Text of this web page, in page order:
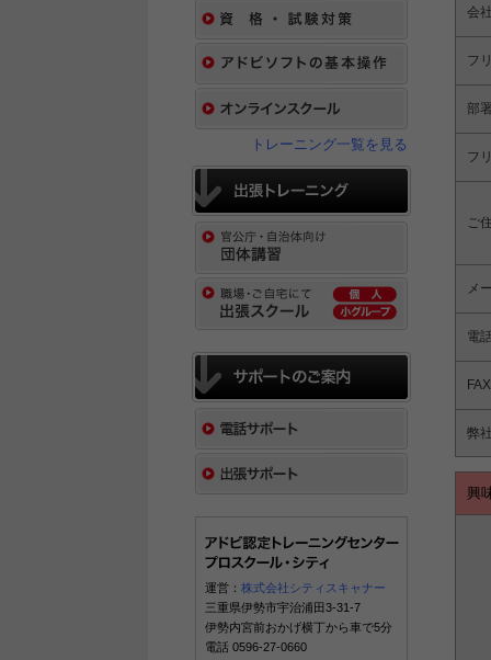
トレーニング一覧を見る
運営： 株式会社シティスキャナー
三重県伊勢市宇治浦田3-31-7
伊勢内宮前おかげ横丁から車で5分
電話 0596-27-0660
会
フ
部
フ
ご
メ
電
FAX
弊
興